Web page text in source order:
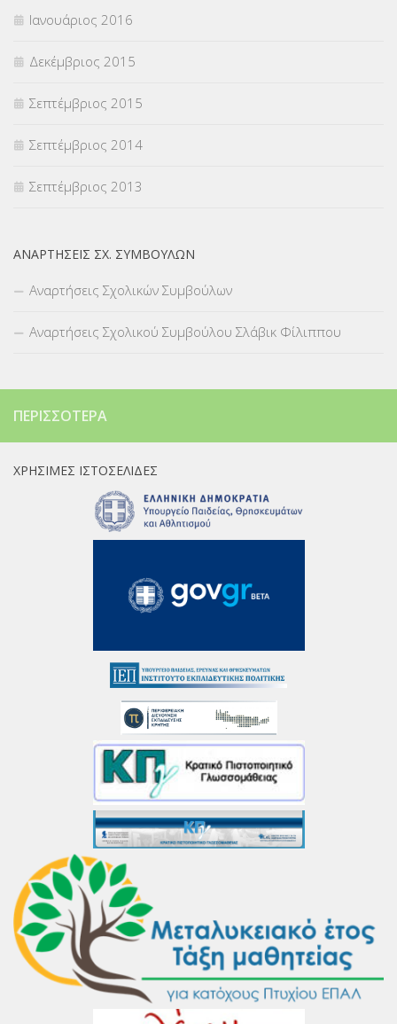
Ιανουάριος 2016
Δεκέμβριος 2015
Σεπτέμβριος 2015
Σεπτέμβριος 2014
Σεπτέμβριος 2013
ΑΝΑΡΤΉΣΕΙΣ ΣΧ. ΣΥΜΒΟΎΛΩΝ
Αναρτήσεις Σχολικών Συμβούλων
Αναρτήσεις Σχολικού Συμβούλου Σλάβικ Φίλιππου
ΠΕΡΙΣΣΌΤΕΡΑ
ΧΡΉΣΙΜΕΣ ΙΣΤΟΣΕΛΊΔΕΣ